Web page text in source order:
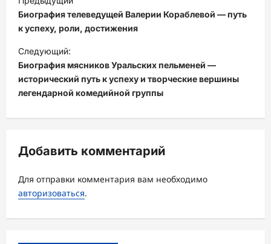
а
в
и
г
а
я
з
а
п
и
Биография телеведущей Валерии Кораблевой — путь
к успеху, роли, достижения
Следующий:
Биография мясников Уральских пельменей —
исторический путь к успеху и творческие вершины
легендарной комедийной группы
Добавить комментарий
Для отправки комментария вам необходимо
авторизоваться.